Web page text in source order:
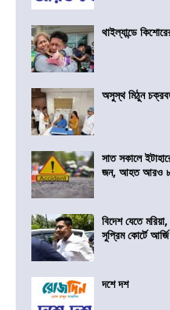
থাইল্যান্ডে
অসুস্থ মিঠুন
সাত সকালে
জন, আহত আরও
বিদেশ যেতে
সুপ্রিম কোর্টে
দশে দশ